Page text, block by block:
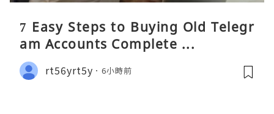
7 Easy Steps to Buying Old Telegr
am Accounts Complete ...
rt56yrt5y 6小時前